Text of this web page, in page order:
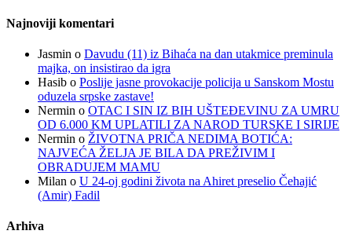
Najnoviji komentari
Jasmin o Davudu (11) iz Bihaća na dan utakmice preminula
majka, on insistirao da igra
Hasib o Poslije jasne provokacije policija u Sanskom Mostu
oduzela srpske zastave!
Nermin o OTAC I SIN IZ BIH UŠTEĐEVINU ZA UMRU
OD 6.000 KM UPLATILI ZA NAROD TURSKE I SIRIJE
Nermin o ŽIVOTNA PRIČA NEDIMA BOTIĆA:
NAJVEĆA ŽELJA JE BILA DA PREŽIVIM I
OBRADUJEM MAMU
Milan o U 24-oj godini života na Ahiret preselio Čehajić
(Amir) Fadil
Arhiva